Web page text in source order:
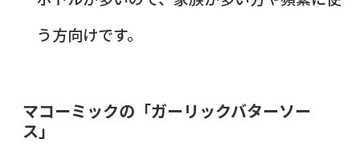
う方向けです。
マコーミックの「ガーリックバターソー
ス」